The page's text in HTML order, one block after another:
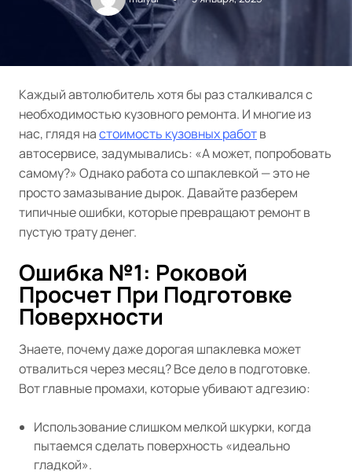
Каждый автолюбитель хотя бы раз сталкивался с
необходимостью кузовного ремонта. И многие из
нас, глядя настоимость кузовных работв
автосервисе, задумывались: «А может, попробовать
самому?» Однако работа со шпаклевкой — это не
просто замазывание дырок. Давайте разберем
типичные ошибки, которые превращают ремонт в
пустую трату денег.
Ошибка №1: Роковой
Просчет При Подготовке
Поверхности
Знаете, почему даже дорогая шпаклевка может
отвалиться через месяц? Все дело в подготовке.
Вот главные промахи, которые убивают адгезию:
Использование слишком мелкой шкурки, когда
пытаемся сделать поверхность «идеально
гладкой».